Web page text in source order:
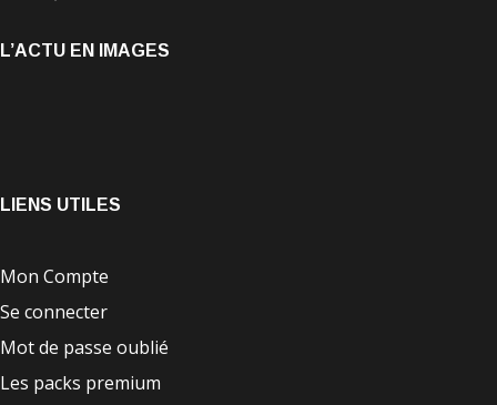
L’ACTU EN IMAGES
LIENS UTILES
Mon Compte
Se connecter
Mot de passe oublié
Les packs premium